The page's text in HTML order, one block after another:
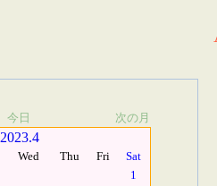
今日 次の月
2023.4
Wed Thu Fri
Sat
1